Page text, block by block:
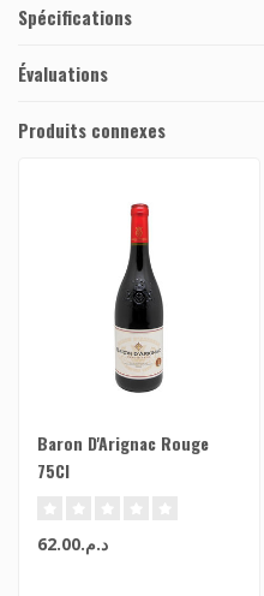
Spécifications
Évaluations
Produits connexes
Baron D'Arignac Rouge
75Cl
د.م.62.00